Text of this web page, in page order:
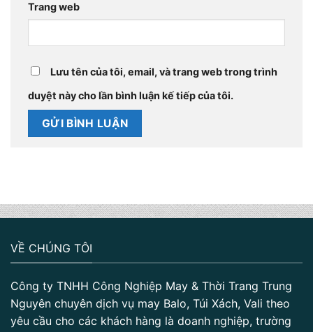
Trang web
Lưu tên của tôi, email, và trang web trong trình
duyệt này cho lần bình luận kế tiếp của tôi.
VỀ CHÚNG TÔI
Công ty TNHH Công Nghiệp May & Thời Trang Trung
Nguyên chuyên dịch vụ may Balo, Túi Xách, Vali theo
yêu cầu cho các khách hàng là doanh nghiệp, trường